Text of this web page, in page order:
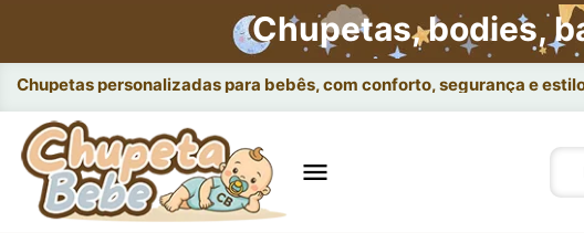
Chupetas, bodies,
Chupetas personalizadas para bebês, com conforto, segurança e estilo
